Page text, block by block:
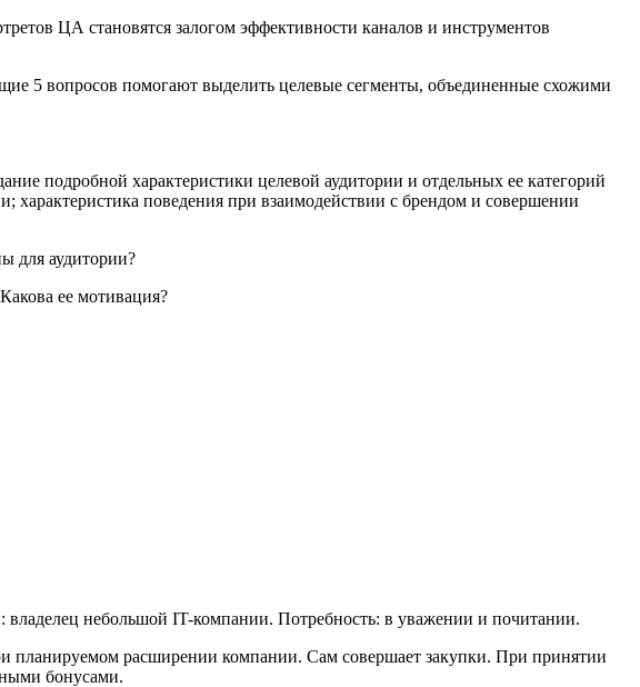
ЦА становятся залогом эффективности каналов и инструментов
5 вопросов помогают выделить целевые сегменты, объединенные схожими
подробной характеристики целевой аудитории и отдельных ее категорий
характеристика поведения при взаимодействии с брендом и совершении
для аудитории?
ее мотивация?
небольшой IT-компании. Потребность: в уважении и почитании.
планируемом расширении компании. Сам совершает закупки. При принятии
бонусами.